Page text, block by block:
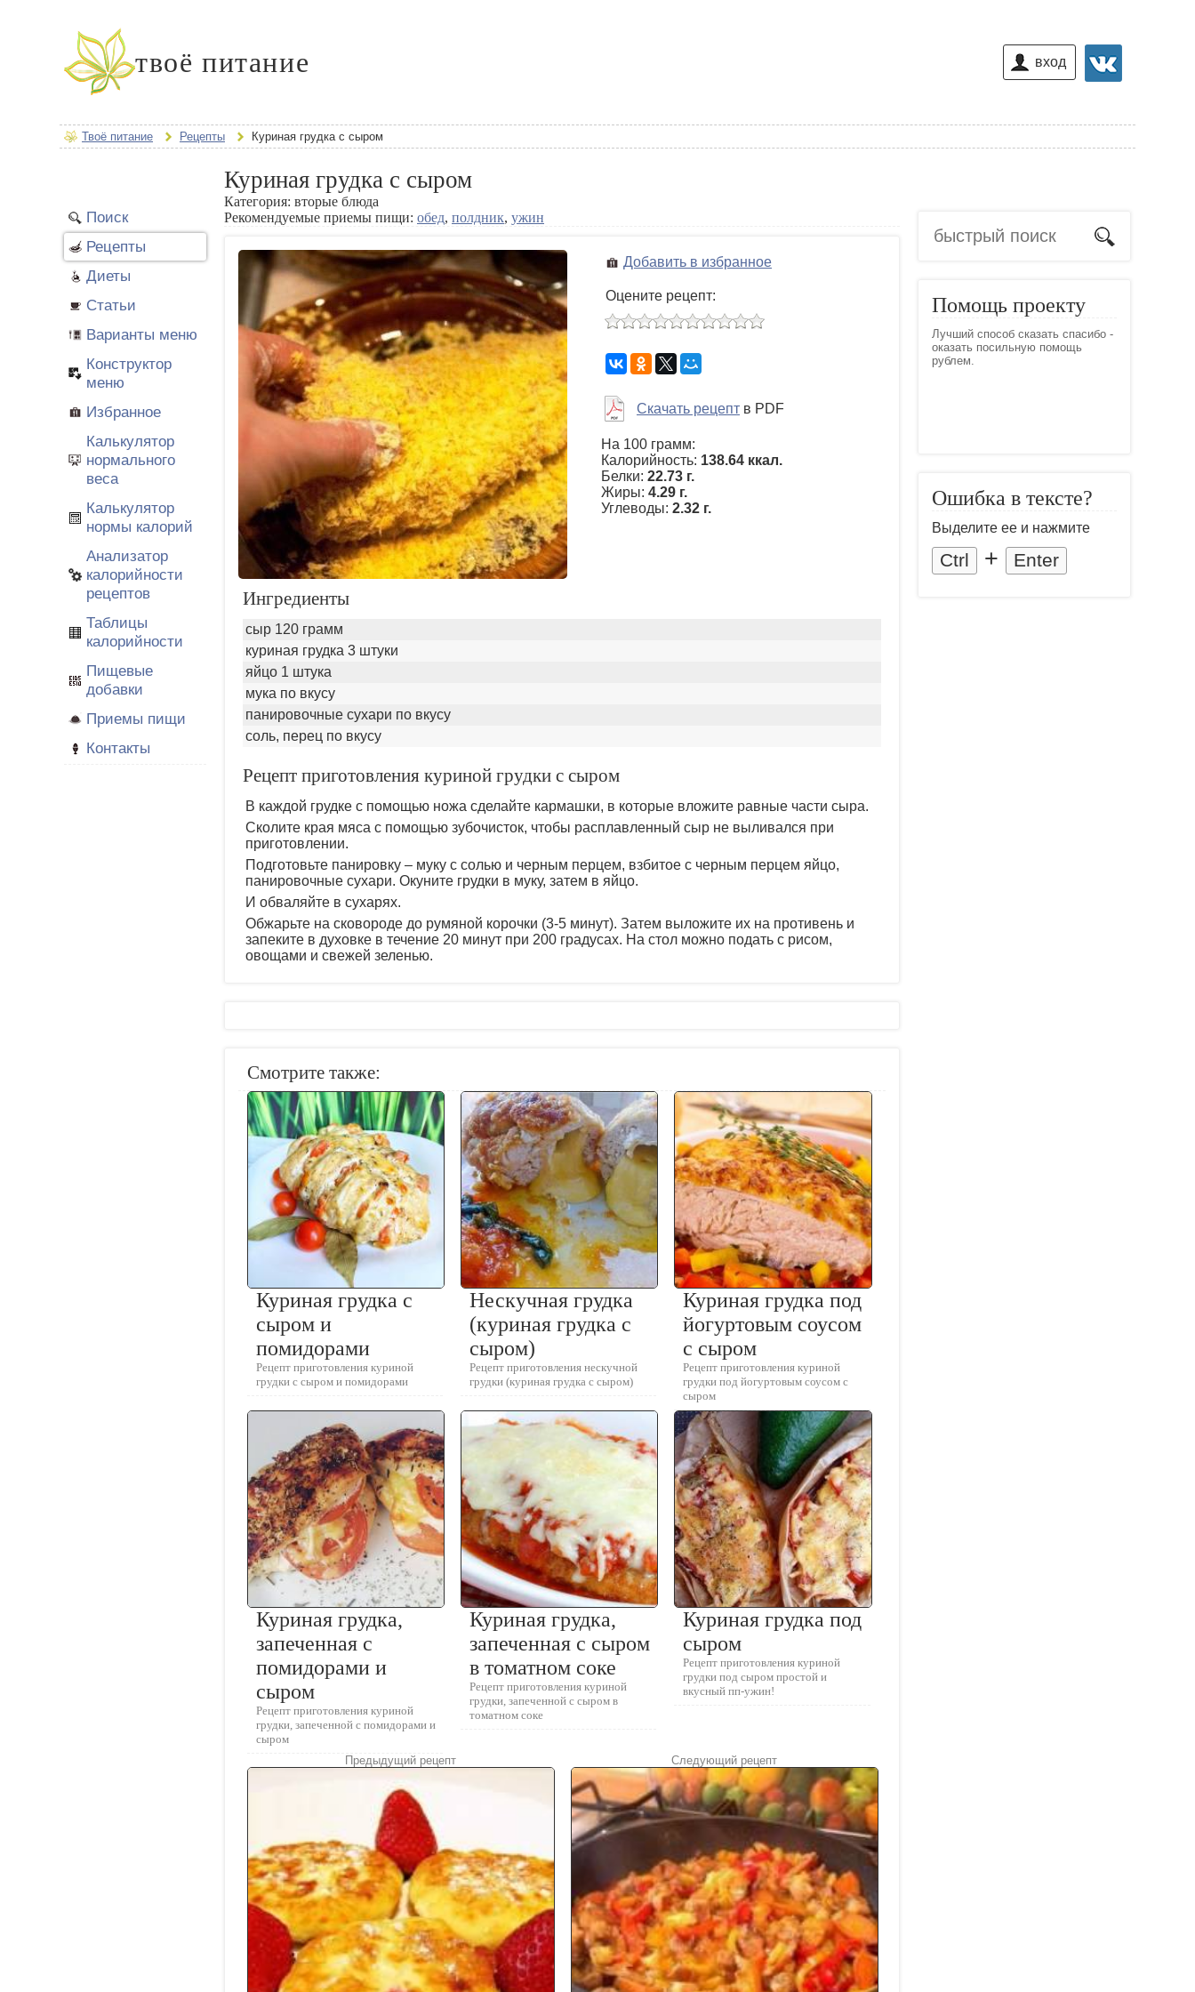
твоё питание вход
Твоё питание Рецепты Куриная грудка с сыром
Поиск
Рецепты
Диеты
Статьи
Варианты меню
Конструктор
меню
Избранное
Калькулятор
нормального
веса
Калькулятор
нормы калорий
Анализатор
калорийности
рецептов
Таблицы
калорийности
Пищевые
добавки
Приемы пищи
Контакты
Куриная грудка с сыром
Категория: вторые блюда
Рекомендуемые приемы пищи: обед, полдник, ужин
Добавить в избранное
Оцените рецепт:
Скачать рецепт в PDF
На 100 грамм:
Калорийность: 138.64 ккал.
Белки: 22.73 г.
Жиры: 4.29 г.
Углеводы: 2.32 г.
Ингредиенты
сыр 120 грамм
куриная грудка 3 штуки
яйцо 1 штука
мука по вкусу
панировочные сухари по вкусу
соль, перец по вкусу
Рецепт приготовления куриной грудки с сыром
В каждой грудке с помощью ножа сделайте кармашки, в которые вложите равные части сыра.
Сколите края мяса с помощью зубочисток, чтобы расплавленный сыр не выливался при
приготовлении.
Подготовьте панировку – муку с солью и черным перцем, взбитое с черным перцем яйцо,
панировочные сухари. Окуните грудки в муку, затем в яйцо.
И обваляйте в сухарях.
Обжарьте на сковороде до румяной корочки (3-5 минут). Затем выложите их на противень и
запеките в духовке в течение 20 минут при 200 градусах. На стол можно подать с рисом,
овощами и свежей зеленью.
Смотрите также:
Куриная грудка с
сыром и
помидорами
Рецепт приготовления куриной
грудки с сыром и помидорами
Нескучная грудка
(куриная грудка с
сыром)
Рецепт приготовления нескучной
грудки (куриная грудка с сыром)
Куриная грудка под
йогуртовым соусом
с сыром
Рецепт приготовления куриной
грудки под йогуртовым соусом с
сыром
Куриная грудка,
запеченная с
помидорами и
сыром
Рецепт приготовления куриной
грудки, запеченной с помидорами и
сыром
Куриная грудка,
запеченная с сыром
в томатном соке
Рецепт приготовления куриной
грудки, запеченной с сыром в
томатном соке
Куриная грудка под
сыром
Рецепт приготовления куриной
грудки под сыром простой и
вкусный пп-ужин!
Предыдущий рецепт Следующий рецепт
Помощь проекту
Лучший способ сказать спасибо -
оказать посильную помощь
рублем.
Ошибка в тексте?
Выделите ее и нажмите
Ctrl + Enter